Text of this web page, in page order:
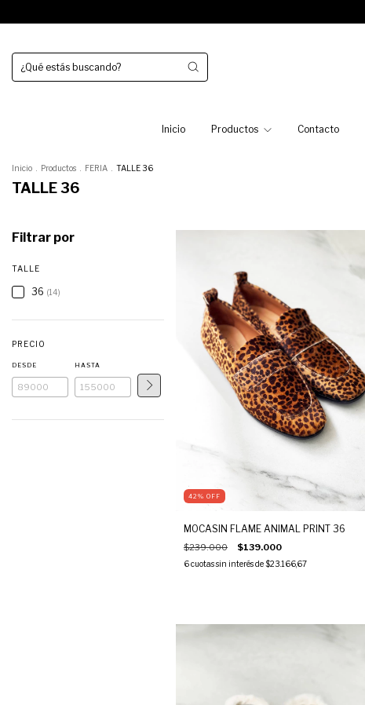
Inicio Productos Contacto
Inicio Productos FERIA TALLE 36
TALLE 36
Filtrar por
TALLE
36 (14)
PRECIO
DESDE HASTA
42 % OFF
MOCASIN FLAME ANIMAL PRINT 36
$239.000 $139.000
6cuotas sin interés de$23.166,67